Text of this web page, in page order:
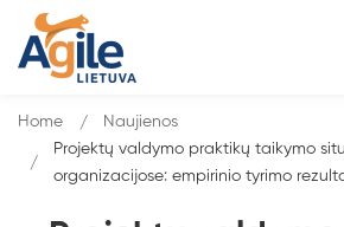
Home
Naujienos
Projektų valdymo praktikų taikymo
organizacijose: empirinio tyrimo